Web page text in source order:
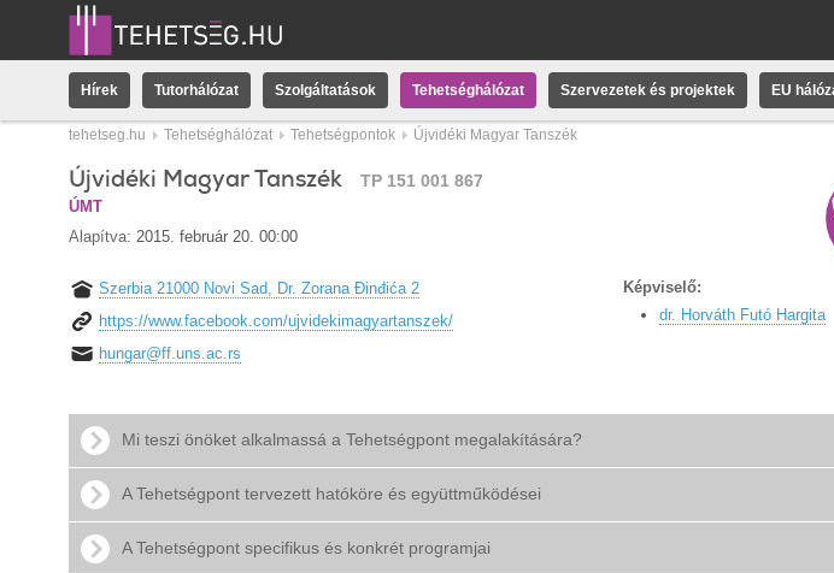
Hírek Tutorhálózat Szolgáltatások Tehetséghálózat Szervezetek és projektek EU
tehetseg.hu Tehetséghálózat Tehetségpontok Újvidéki Magyar Tanszék
Újvidéki Magyar Tanszék TP 151 001 867
ÚMT
Alapítva: 2015. február 20. 00:00
Szerbia 21000 Novi Sad, Dr. Zorana Đinđića 2
https://www.facebook.com/ujvidekimagyartanszek/
hungar@ff.uns.ac.rs
Képviselő:
dr. Horváth Futó Hargita
Mi teszi önöket alkalmassá a Tehetségpont megalakítására?
A Tehetségpont tervezett hatóköre és együttműködései
A Tehetségpont specifikus és konkrét programjai